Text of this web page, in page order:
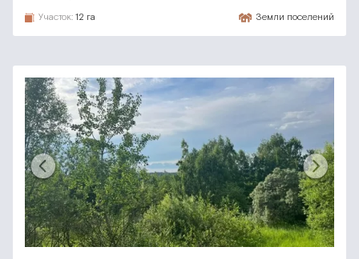
Участок: 12 га Земли поселений